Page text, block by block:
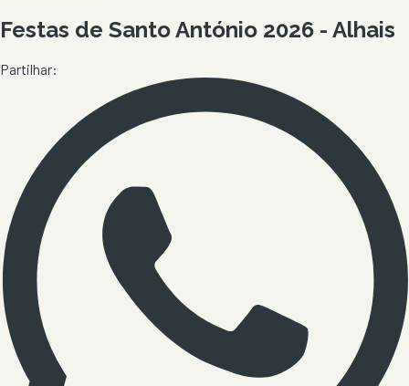
Festas de Santo António 2026 - Alhais
Partilhar: